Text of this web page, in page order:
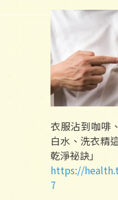
衣服沾到咖啡
白水、洗衣精
乾淨祕訣」
https://
7